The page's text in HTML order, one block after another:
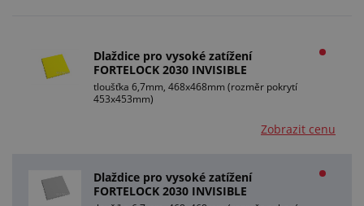
Dlaždice pro vysoké zatížení
FORTELOCK 2030 INVISIBLE
tloušťka 6,7mm, 468x468mm (rozměr pokrytí
453x453mm)
Zobrazit cenu
Dlaždice pro vysoké zatížení
FORTELOCK 2030 INVISIBLE